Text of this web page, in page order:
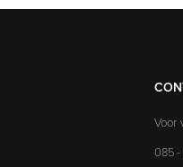
Voor
085 -